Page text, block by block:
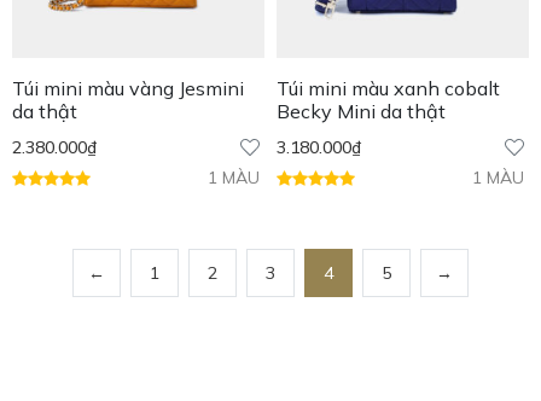
Túi mini màu vàng Jesmini
da thật
2.380.000₫
1 MÀU
Túi mini màu xanh cobalt
Becky Mini da thật
3.180.000₫
1 MÀU
← 1 2 3 4 5 →